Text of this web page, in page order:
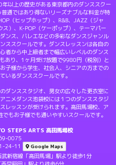
以上の歴史がある東京都内のダンススクー
通ではあり得ないリーズナブルな料金が特
（ヒップホップ）、R&B、JAZZ（ジャ
ス）、K-POP（ケーポップ）、テーマパー
ンス、バレエなどの多彩なダンスジャンル
ススクールです。ダンスレッスンは各自の
者から中上級者まで幅広いレベルのダンス
あり、1ヶ月受け放題で9980円（税別）と
子様から学生、社会人、シニアの方までの
いるダンススクールです。
ダンススタジオ、男女の広々した更衣室に
ニメダンス池袋校には１つのダンススタジ
レッスンが受けられます。高田馬場校、ア
もお子様でも通いやすいスクールです。
STEPS ARTS 高田馬場校
0075
24-11
Google Maps
新宿線「高田馬場」駅より徒歩1分